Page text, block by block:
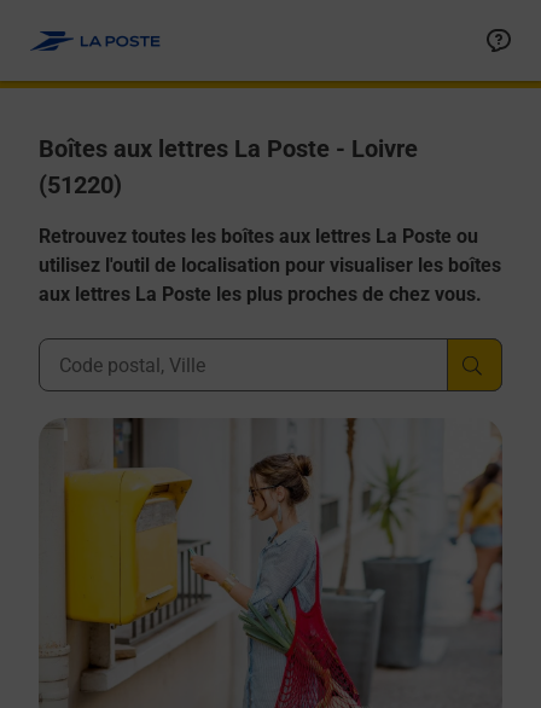
Boîtes aux lettres La Poste - Loivre
(51220)
Retrouvez toutes les boîtes aux lettres La Poste ou
utilisez l'outil de localisation pour visualiser les boîtes
aux lettres La Poste les plus proches de chez vous.
Ville, Département, Code Postal